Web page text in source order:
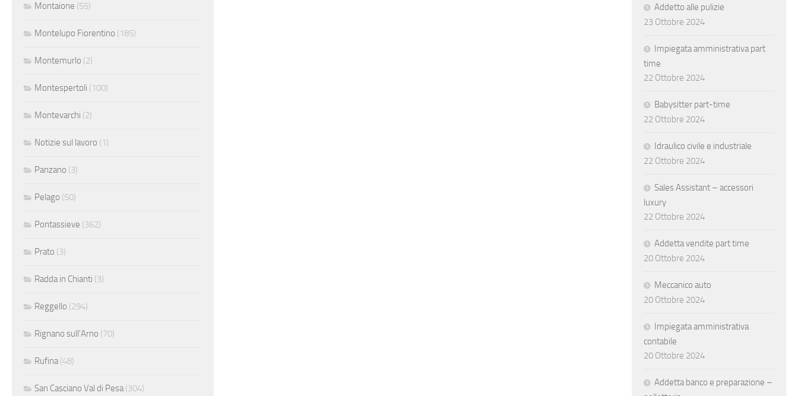
Montaione (55)
Montelupo Fiorentino (185)
Montemurlo (2)
Montespertoli (100)
Montevarchi (2)
Notizie sul lavoro (1)
Panzano (3)
Pelago (50)
Pontassieve (362)
Prato (3)
Radda in Chianti (3)
Reggello (294)
Rignano sull'Arno (70)
Rufina(48)
San Casciano Val di Pesa(304)
Addetto alle pulizie
23 Ottobre 2024
Impiegata amministrativa part
time
22 Ottobre 2024
Babysitter part-time
22 Ottobre 2024
Idraulico civile e industriale
22 Ottobre 2024
Sales Assistant – accessori
luxury
22 Ottobre 2024
Addetta vendite part time
20 Ottobre 2024
Meccanico auto
20 Ottobre 2024
Impiegata amministrativa
contabile
20 Ottobre 2024
Addetta banco e preparazione –